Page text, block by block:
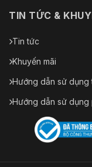
TIN TỨC &
Tin tức
Khuyến mãi
Hướng dẫn sử dụng
Hướng dẫn sử dụng